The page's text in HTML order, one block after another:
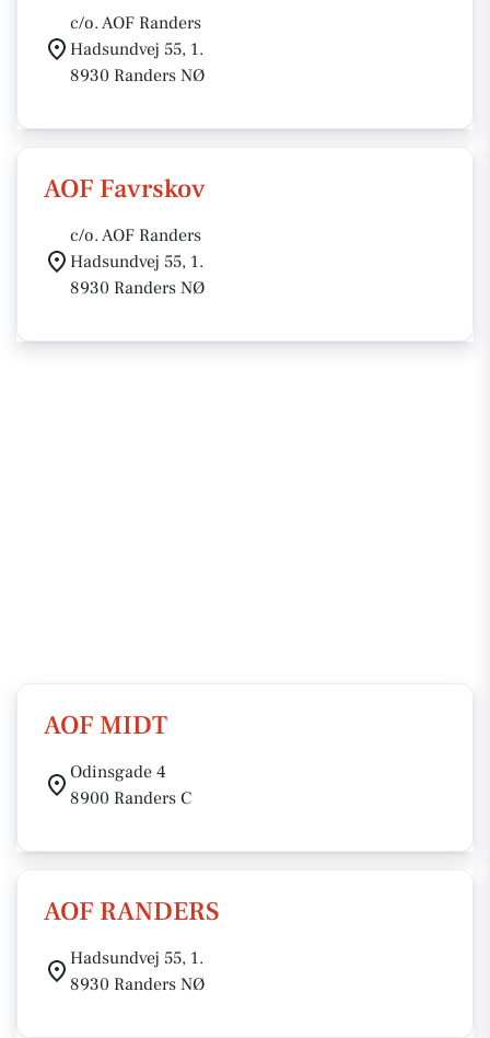
c/o. AOF Randers
Hadsundvej 55, 1.
8930 Randers NØ
AOF Favrskov
c/o. AOF Randers
Hadsundvej 55, 1.
8930 Randers NØ
AOF MIDT
Odinsgade 4
8900 Randers C
AOF RANDERS
Hadsundvej 55, 1.
8930 Randers NØ